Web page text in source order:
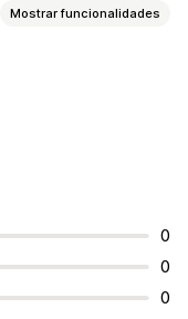
Mostrar funcionalidades
0
0
0